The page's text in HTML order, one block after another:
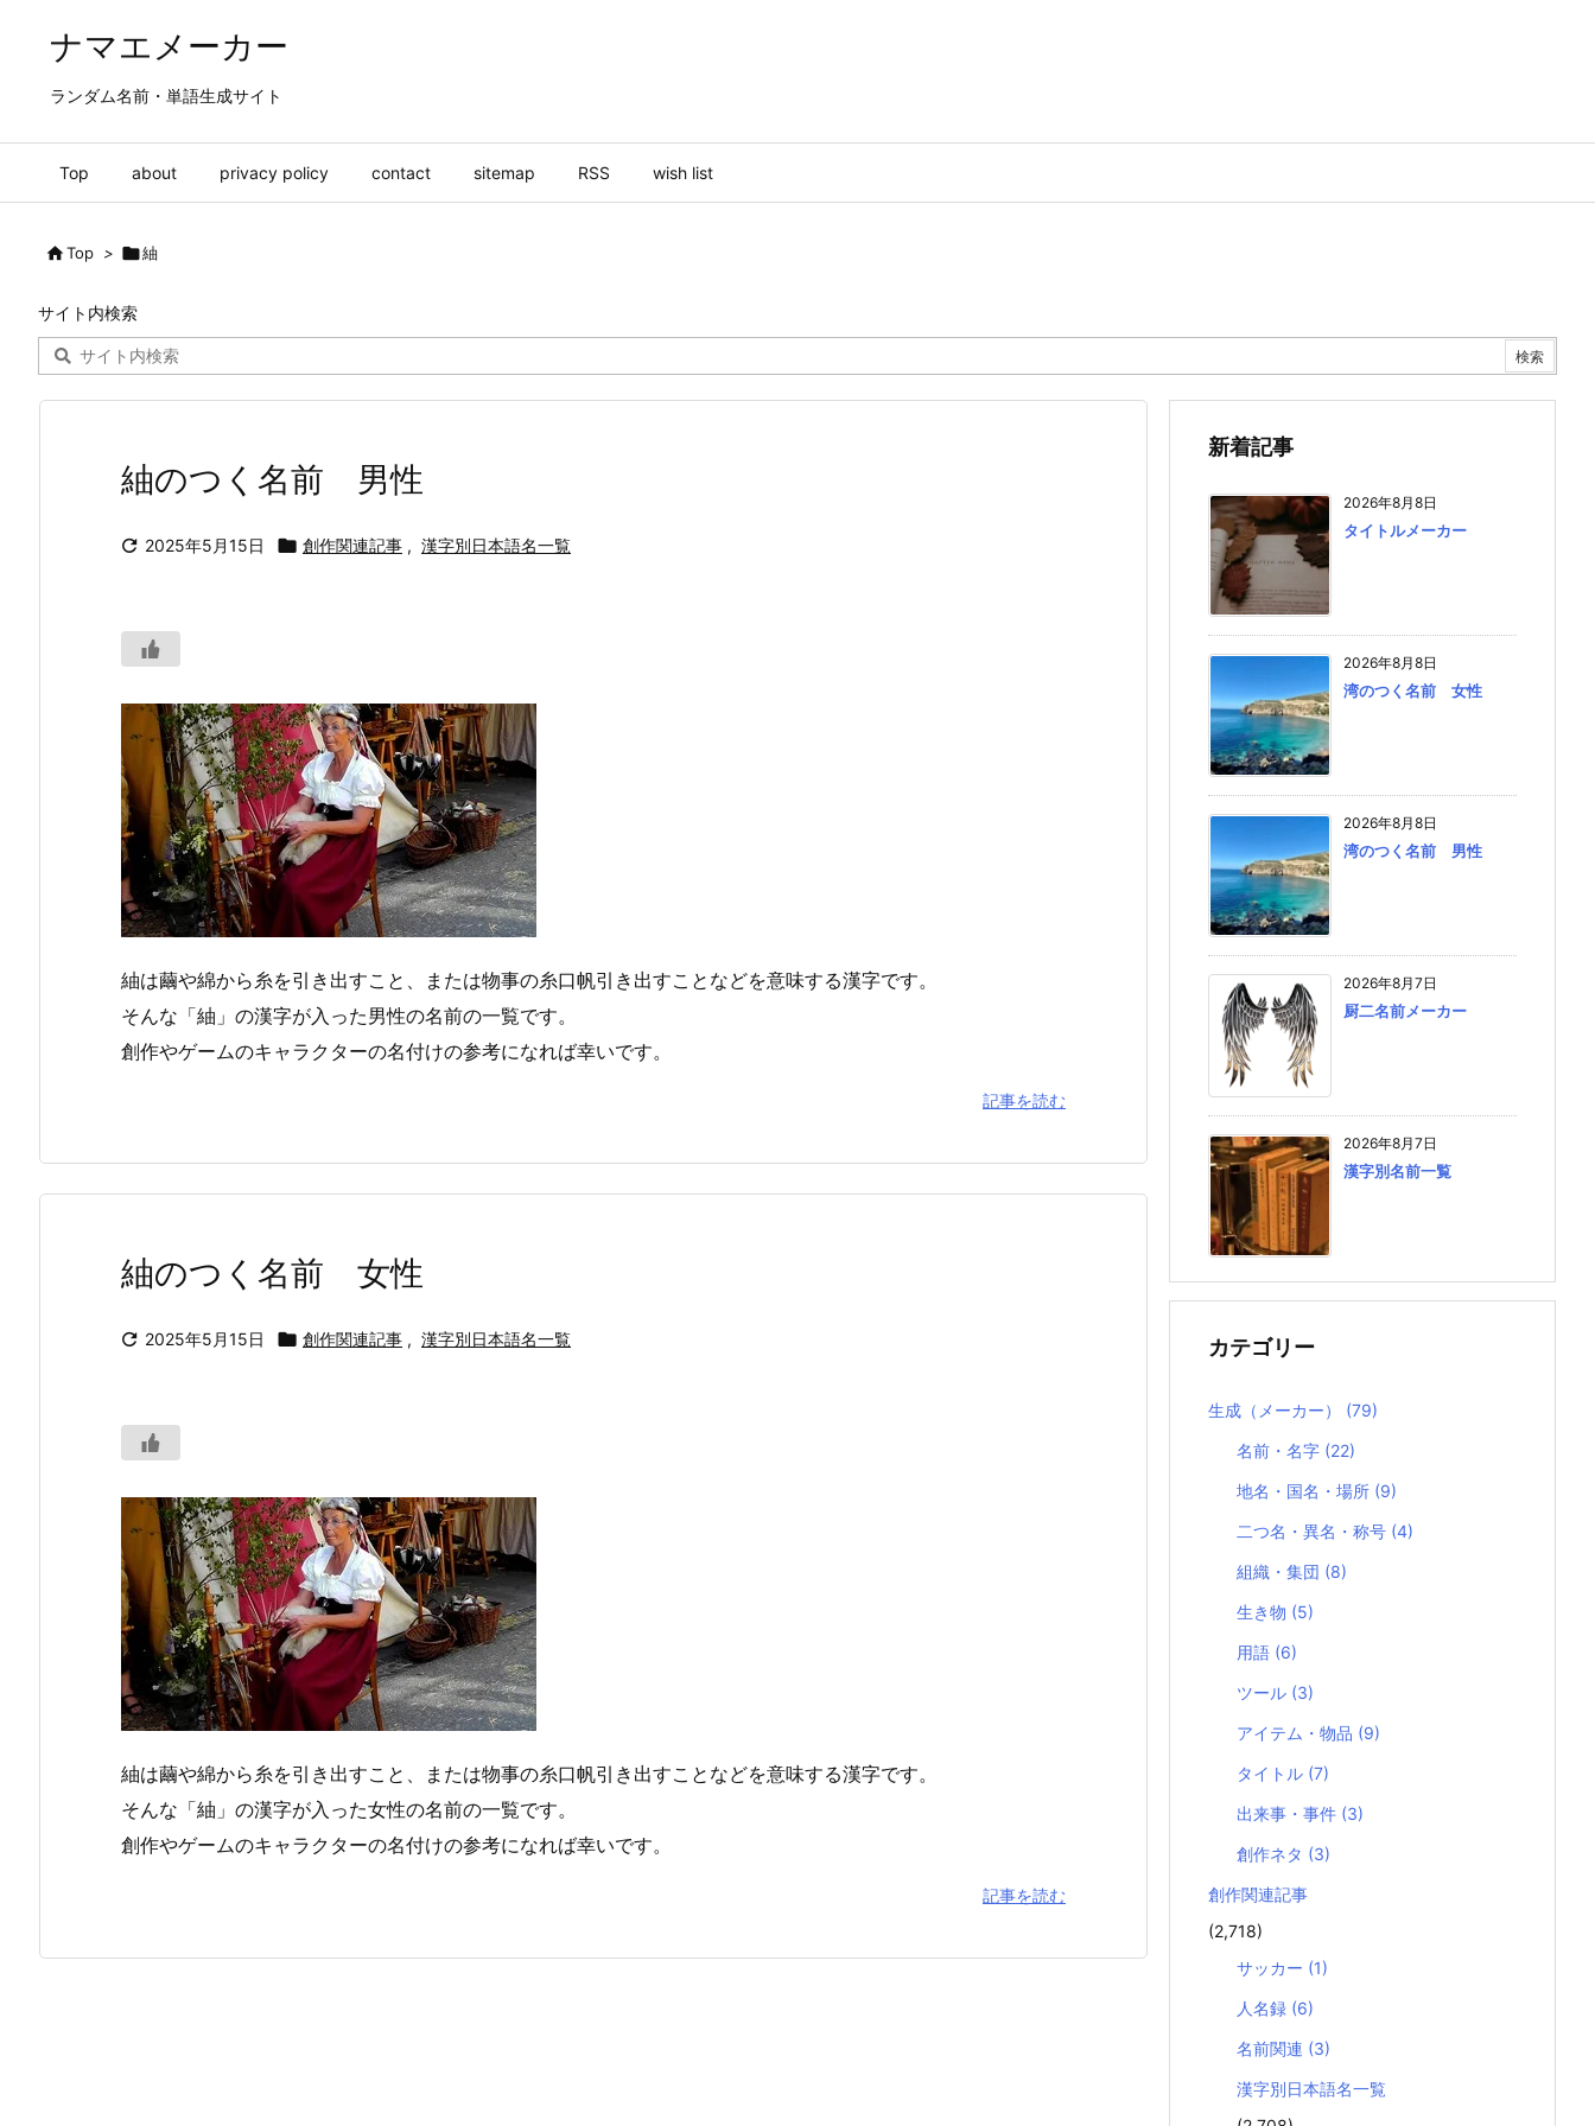
ナマエメーカー
ランダム名前・単語生成サイト
Top about privacy policy contact sitemap RSS wish list
Top > 紬
サイト内検索
紬のつく名前 男性
 2025年5月15日  創作関連記事 , 漢字別日本語名一覧
紬は繭や綿から糸を引き出すこと、または物事の糸口帆引き出すことなどを意味する漢字です。
そんな「紬」の漢字が入った男性の名前の一覧です。
創作やゲームのキャラクターの名付けの参考になれば幸いです。
記事を読む
紬のつく名前 女性
 2025年5月15日  創作関連記事 , 漢字別日本語名一覧
紬は繭や綿から糸を引き出すこと、または物事の糸口帆引き出すことなどを意味する漢字です。
そんな「紬」の漢字が入った女性の名前の一覧です。
創作やゲームのキャラクターの名付けの参考になれば幸いです。
記事を読む
新着記事
2026年8月8日
タイトルメーカー
2026年8月8日
湾のつく名前 女性
2026年8月8日
湾のつく名前 男性
2026年8月7日
厨二名前メーカー
2026年8月7日
漢字別名前一覧
カテゴリー
生成（メーカー） (79)
名前・名字 (22)
地名・国名・場所 (9)
二つ名・異名・称号 (4)
組織・集団 (8)
生き物 (5)
用語 (6)
ツール (3)
アイテム・物品 (9)
タイトル (7)
出来事・事件 (3)
創作ネタ (3)
創作関連記事
(2,718)
サッカー (1)
人名録 (6)
名前関連 (3)
漢字別日本語名一覧